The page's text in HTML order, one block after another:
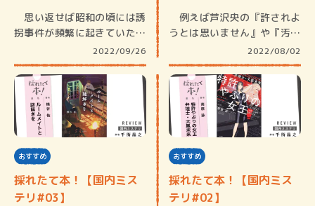
思い返せば昭和の頃には誘
拐事件が頻繁に起きていた記
2022/09/26
例えば芦沢央の『許されよ
うとは思いません』や『汚れ
2022/08/02
おすすめ
採れたて本！【国内ミス
テリ#03】
おすすめ
採れたて本！【国内ミス
テリ#02】